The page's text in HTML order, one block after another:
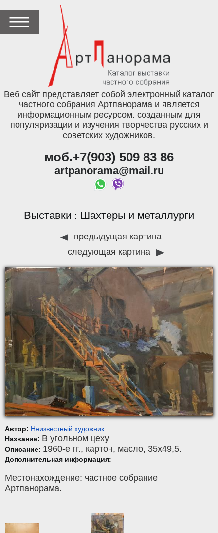
Веб сайт представляет собой электронный каталог
частного собрания Артпанорама и является
информационным ресурсом, созданным для
популяризации и изучения творчества русских и
советских художников.
моб.+7(903) 509 83 86
artpanorama@mail.ru
Выставки : Шахтеры и металлурги
предыдущая картина
следующая картина
Автор: Неизвестный художник
Название: В угольном цеху
Описание: 1960-е гг., картон, масло, 35x49,5.
Дополнительная информация:
Местонахождение: частное собрание
Артпанорама.